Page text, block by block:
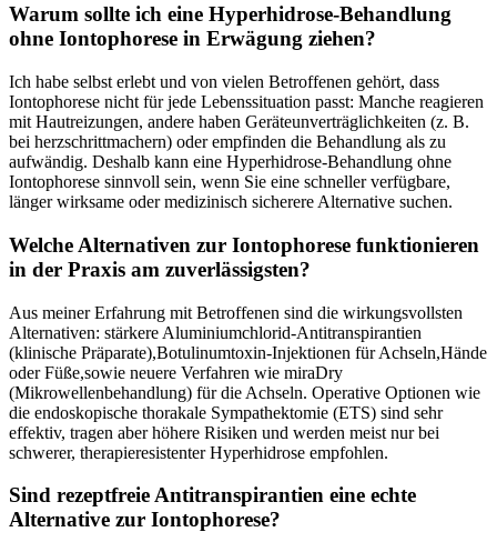
Warum sollte ich ⁣eine Hyperhidrose-Behandlung
ohne Iontophorese in Erwägung‌ ziehen?
Ich ⁢habe ​selbst erlebt und ⁢von vielen ​Betroffenen gehört, ⁣dass
‌Iontophorese nicht für jede Lebenssituation passt: ⁤Manche reagieren
mit Hautreizungen, ⁤andere ‍haben⁤ Geräteunverträglichkeiten (z. B.
bei herzschrittmachern) oder empfinden die Behandlung ⁣als zu
aufwändig. Deshalb kann eine Hyperhidrose-Behandlung ohne
Iontophorese sinnvoll sein, wenn‍ Sie eine schneller verfügbare,⁣
länger ⁣wirksame oder medizinisch ‍sicherere Alternative ⁤suchen.
Welche Alternativen zur Iontophorese funktionieren
in der ⁢Praxis am ⁢zuverlässigsten?
Aus‌ meiner Erfahrung⁤ mit Betroffenen ​sind⁣ die wirkungsvollsten
Alternativen: stärkere Aluminiumchlorid-Antitranspirantien
⁢(klinische Präparate),Botulinumtoxin-Injektionen ‌für Achseln,Hände
‌oder Füße,sowie neuere ⁢Verfahren wie ‌miraDry
(Mikrowellenbehandlung)​ für⁣ die Achseln. Operative‌ Optionen​ wie
die endoskopische ⁣thorakale Sympathektomie (ETS) sind sehr
effektiv, ⁤tragen ‍aber höhere Risiken​ und werden meist nur bei⁤
schwerer,⁤ therapieresistenter Hyperhidrose empfohlen.
Sind⁣ rezeptfreie⁤ Antitranspirantien eine echte
⁣Alternative zur‌ Iontophorese?